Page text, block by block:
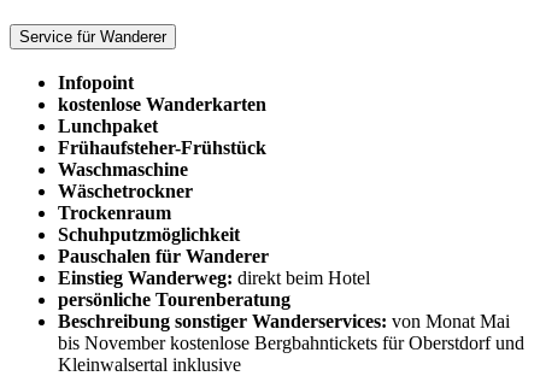
Service für Wanderer
Infopoint
kostenlose Wanderkarten
Lunchpaket
Frühaufsteher-Frühstück
Waschmaschine
Wäschetrockner
Trockenraum
Schuhputzmöglichkeit
Pauschalen für Wanderer
Einstieg Wanderweg: direkt beim Hotel
persönliche Tourenberatung
Beschreibung sonstiger Wanderservices: von Monat Mai
bis November kostenlose Bergbahntickets für Oberstdorf und
Kleinwalsertal inklusive